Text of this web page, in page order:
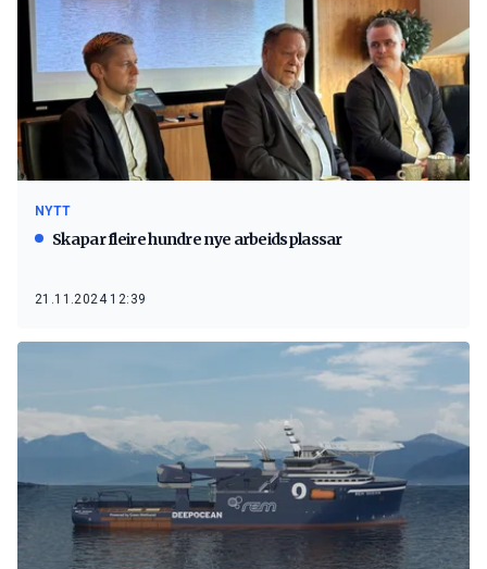
NYTT
Skapar fleire hundre nye arbeidsplassar
21.11.2024 12:39